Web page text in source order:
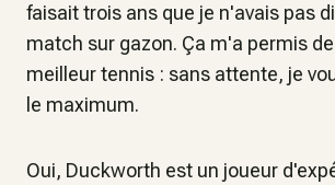
faisait trois ans que je n'avais pas
match sur gazon. Ça m'a permis
meilleur tennis : sans attente, je
le maximum.
Oui, Duckworth est un joueur